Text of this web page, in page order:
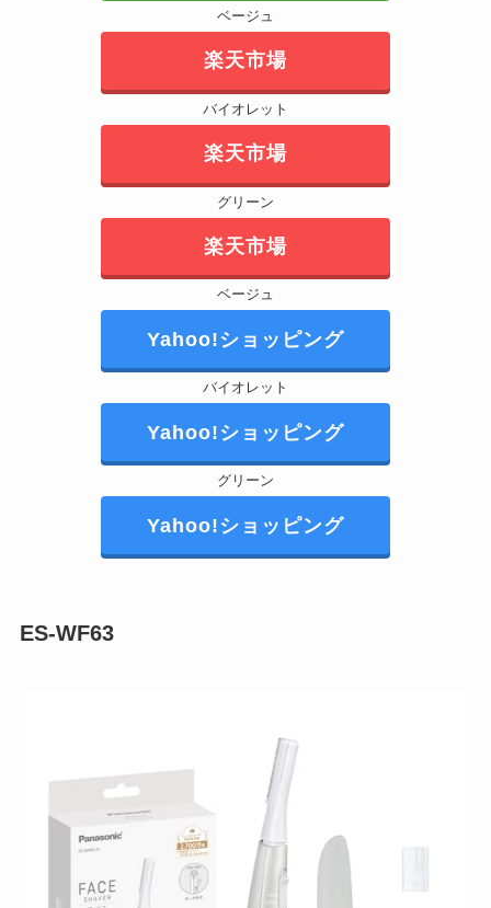
ベージュ
楽天市場
バイオレット
楽天市場
グリーン
楽天市場
ベージュ
Yahoo!ショッピング
バイオレット
Yahoo!ショッピング
グリーン
Yahoo!ショッピング
ES-WF63